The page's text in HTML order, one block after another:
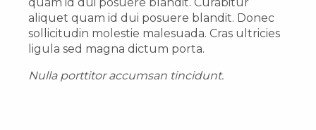
aliquet quam id dui posuere blandit. Donec
sollicitudin molestie malesuada. Cras ultricies
ligula sed magna dictum porta.
Nulla porttitor accumsan tincidunt.